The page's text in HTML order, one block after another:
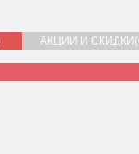
АКЦИИ И